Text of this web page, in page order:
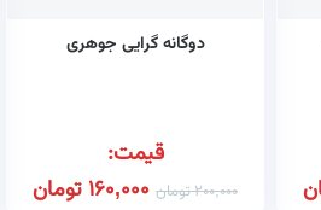
دوگانه گرایی جوهری
قیمت:
200,000تومان 160,000تومان